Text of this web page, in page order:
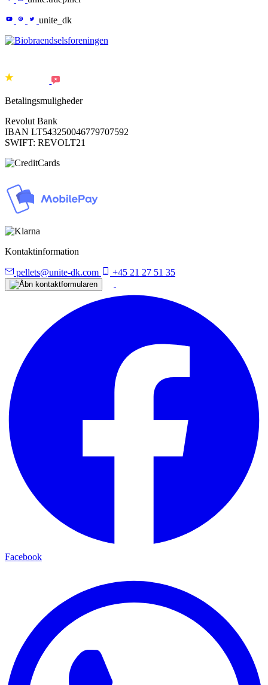
unite_dk
Betalingsmuligheder
Revolut Bank
IBAN LT543250046779707592
SWIFT: REVOLT21
Kontaktinformation
pellets@unite-dk.com +45 21 27 51 35
Facebook